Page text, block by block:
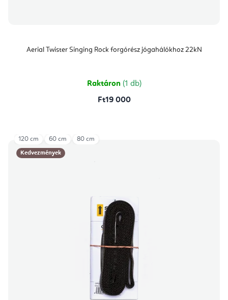
Aerial Twister Singing Rock forgórész jógahálókhoz 22kN
Raktáron (1 db)
Ft19 000
Kedvezmények
120 cm 60 cm 80 cm